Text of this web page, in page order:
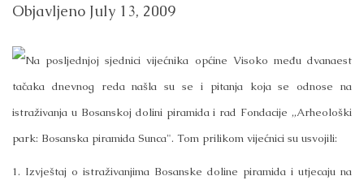
Objavljeno July 13, 2009
Na posljednjoj sjednici vijećnika općine Visoko među dvanaest
tačaka dnevnog reda našla su se i pitanja koja se odnose na
istraživanja u Bosanskoj dolini piramida i rad Fondacije „Arheološki
park: Bosanska piramida Sunca". Tom prilikom vijećnici su usvojili:
1. Izvještaj o istraživanjima Bosanske doline piramida i utjecaju na